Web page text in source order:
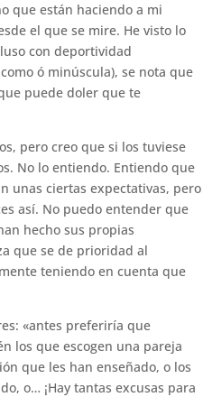
que están haciendo a mi
el que se mire. He visto lo
con deportividad
ó minúscula), se nota que
puede doler que te
pero creo que si los tuviese
No lo entiendo. Entiendo que
unas ciertas expectativas, pero
así. No puedo entender que
hecho sus propias
que se de prioridad al
teniendo en cuenta que
«antes preferiría que
los que escogen una pareja
que les han enseñado, o los
o… ¡Hay tantas excusas para